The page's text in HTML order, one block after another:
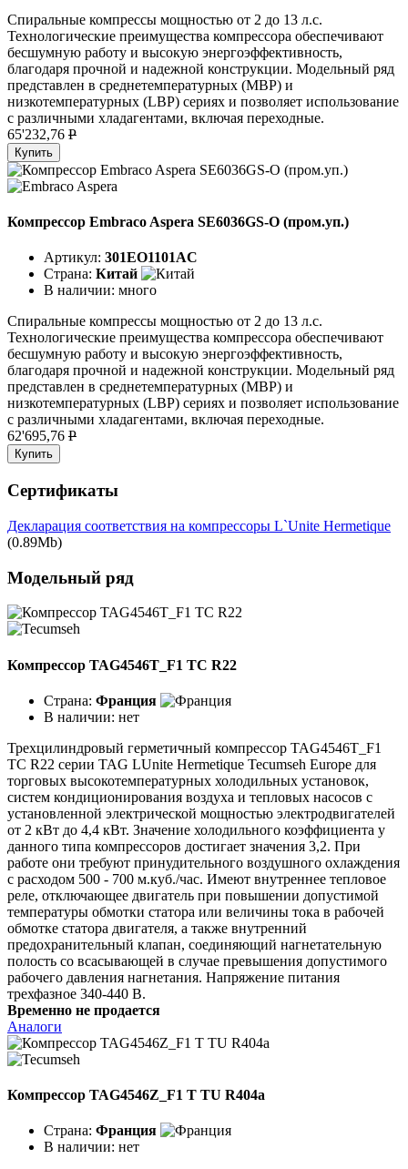
Спиральные компрессы мощностью от 2 до 13 л.с.
Технологические преимущества компрессора обеспечивают
бесшумную работу и высокую энергоэффективность,
благодаря прочной и надежной конструкции. Модельный ряд
представлен в среднетемпературных (MBP) и
низкотемпературных (LBP) сериях и позволяет использование
с различными хладагентами, включая переходные.
65'232,76 P
Купить
Компрессор Embraco Aspera SE6036GS-O (пром.уп.)
Артикул: 301EO1101AC
Страна: Китай
В наличии: много
Спиральные компрессы мощностью от 2 до 13 л.с.
Технологические преимущества компрессора обеспечивают
бесшумную работу и высокую энергоэффективность,
благодаря прочной и надежной конструкции. Модельный ряд
представлен в среднетемпературных (MBP) и
низкотемпературных (LBP) сериях и позволяет использование
с различными хладагентами, включая переходные.
62'695,76 P
Купить
Сертификаты
Декларация соответствия на компрессоры L`Unite Hermetique
(0.89Mb)
Модельный ряд
Компрессор TAG4546T_F1 TC R22
Страна: Франция
В наличии: нет
Трехцилиндровый герметичный компрессор TAG4546T_F1
TC R22 серии TAG LUnite Hermetique Tecumseh Europe для
торговых высокотемпературных холодильных установок,
систем кондиционирования воздуха и тепловых насосов с
установленной электрической мощностью электродвигателей
от 2 кВт до 4,4 кВт. Значение холодильного коэффициента у
данного типа компрессоров достигает значения 3,2. При
работе они требуют принудительного воздушного охлаждения
с расходом 500 - 700 м.куб./час. Имеют внутреннее тепловое
реле, отключающее двигатель при повышении допустимой
температуры обмотки статора или величины тока в рабочей
обмотке статора двигателя, а также внутренний
предохранительный клапан, соединяющий нагнетательную
полость со всасывающей в случае превышения допустимого
рабочего давления нагнетания. Напряжение питания
трехфазное 340-440 В.
Временно не продается
Аналоги
Компрессор TAG4546Z_F1 T TU R404a
Страна: Франция
В наличии: нет